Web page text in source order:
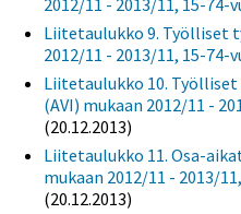
Liitetaulukko 9. Työlliset
2012/11 - 2013/11, 15-74-
Liitetaulukko 10.
(AVI) mukaan 2012/11 -
(20.12.2013)
Liitetaulukko 11. Osa-
mukaan 2012/11 - 2013/
(20.12.2013)